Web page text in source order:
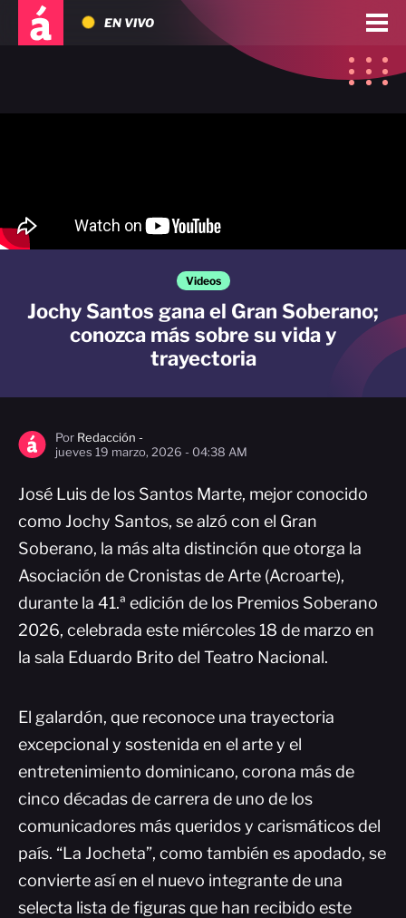
EN VIVO
Videos
Jochy Santos gana el Gran Soberano;
conozca más sobre su vida y
trayectoria
Por Redacción -
jueves 19 marzo, 2026 - 04:38 AM
José Luis de los Santos Marte, mejor conocido
como Jochy Santos, se alzó con el Gran
Soberano, la más alta distinción que otorga la
Asociación de Cronistas de Arte (Acroarte),
durante la 41.ª edición de los Premios Soberano
2026, celebrada este miércoles 18 de marzo en
la sala Eduardo Brito del Teatro Nacional.
El galardón, que reconoce una trayectoria
excepcional y sostenida en el arte y el
entretenimiento dominicano, corona más de
cinco décadas de carrera de uno de los
comunicadores más queridos y carismáticos del
país. “La Jocheta”, como también es apodado, se
convierte así en el nuevo integrante de una
selecta lista de figuras que han recibido este